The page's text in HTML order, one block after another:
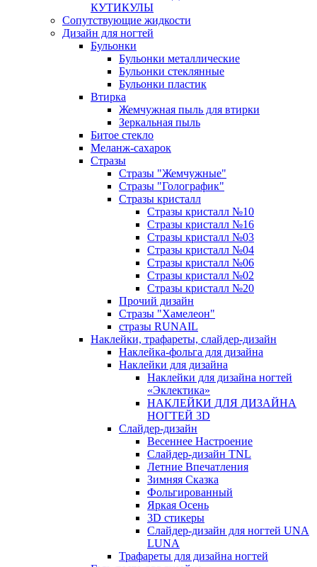
КУТИКУЛЫ
Сопутствующие жидкости
Дизайн для ногтей
Бульонки
Бульонки металлические
Бульонки стеклянные
Бульонки пластик
Втирка
Жемчужная пыль для втирки
Зеркальная пыль
Битое стекло
Меланж-сахарок
Стразы
Стразы "Жемчужные"
Стразы "Голографик"
Стразы кристалл
Стразы кристалл №10
Стразы кристалл №16
Стразы кристалл №03
Стразы кристалл №04
Стразы кристалл №06
Стразы кристалл №02
Стразы кристалл №20
Прочий дизайн
Стразы "Хамелеон"
стразы RUNAIL
Наклейки, трафареты, слайдер-дизайн
Наклейка-фольга для дизайна
Наклейки для дизайна
Наклейки для дизайна ногтей
«Эклектика»
НАКЛЕЙКИ ДЛЯ ДИЗАЙНА
НОГТЕЙ 3D
Слайдер-дизайн
Весеннее Настроение
Слайдер-дизайн TNL
Летние Впечатления
Зимняя Сказка
Фольгированный
Яркая Осень
3D стикеры
Слайдер-дизайн для ногтей UNA
LUNA
Трафареты для дизайна ногтей